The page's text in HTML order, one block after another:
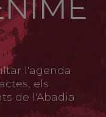
l'agenda
els
de l'Abadia